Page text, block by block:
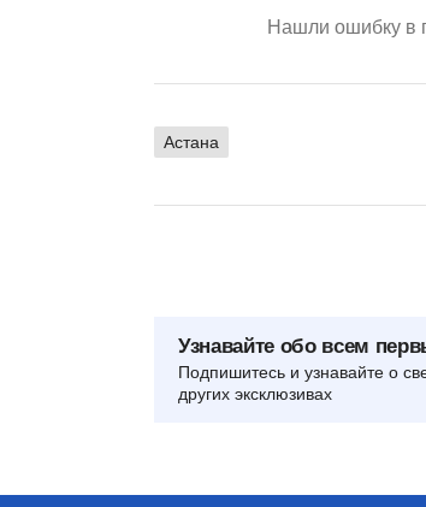
Нашли ошибку в
Астана
Узнавайте обо всем
Подпишитесь и узнавайте о
других эксклюзивах